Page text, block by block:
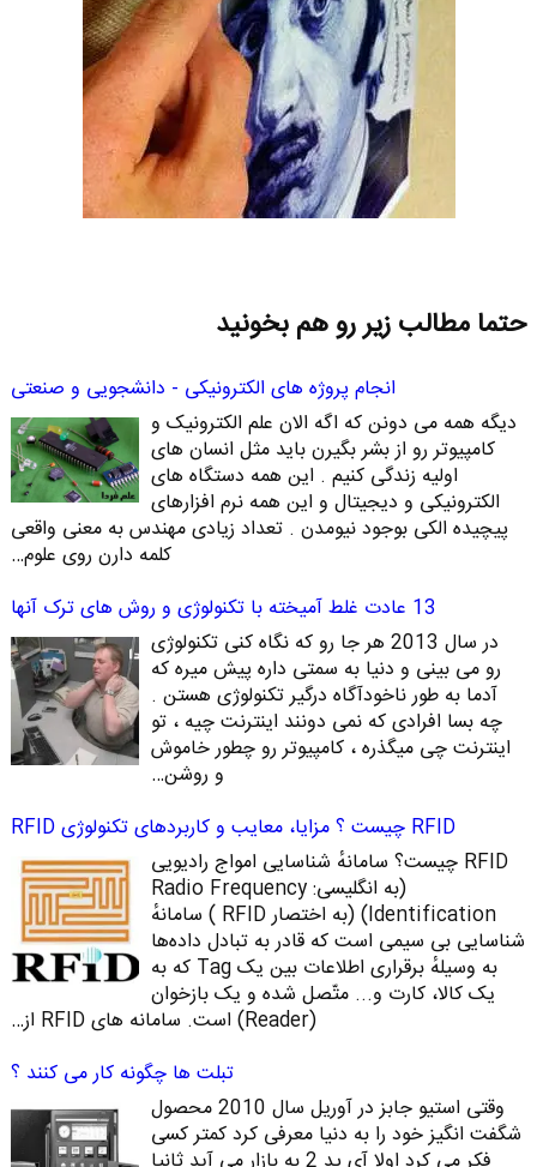
حتما مطالب زیر رو هم بخونید
انجام پروژه های الکترونیکی - دانشجویی و صنعتی
دیگه همه می دونن که اگه الان علم الکترونیک و
کامپیوتر رو از بشر بگیرن باید مثل انسان های
اولیه زندگی کنیم . این همه دستگاه های
الکترونیکی و دیجیتال و این همه نرم افزارهای
پیچیده الکی بوجود نیومدن . تعداد زیادی مهندس به معنی واقعی
کلمه دارن روی علوم…
13 عادت غلط آمیخته با تکنولوژی و روش های ترک آنها
در سال 2013 هر جا رو که نگاه کنی تکنولوژی
رو می بینی و دنیا به سمتی داره پیش میره که
آدما به طور ناخودآگاه درگیر تکنولوژی هستن .
چه بسا افرادی که نمی دونند اینترنت چیه ، تو
اینترنت چی میگذره ، کامپیوتر رو چطور خاموش
و روشن…
RFID چیست ؟ مزایا، معایب و کاربردهای تکنولوژی RFID
RFID چیست؟ سامانهٔ شناسایی امواج رادیویی
(به انگلیسی: Radio Frequency
Identification)‏ (به اختصار RFID ) سامانهٔ
شناسایی بی‌ سیمی است که قادر به تبادل داده‌ها
به ‌وسیلهٔ برقراری اطلاعات بین یک Tag که به
یک کالا، کارت و... متّصل شده‌ و یک بازخوان
(Reader) است. سامانه‌ های RFID از…
تبلت ها چگونه کار می کنند ؟
وقتی استیو جابز در آوریل سال 2010 محصول
شگفت انگیز خود را به دنیا معرفی کرد کمتر کسی